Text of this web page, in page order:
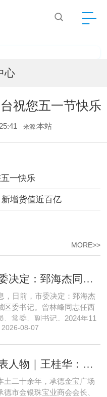
心
祝您五一节快乐
来源:本站
一快乐
增货值近百亿
MORE>>
，日前，市委决定：郅海杰
区委书记。曾林峰同志任西
、常委、副书记。2024年11
任北京市西城区委副书记，
至此番履新。郅海杰，男，
中共党员。曾任北京
2026-08-07
土二十余年，承德金宝广场
德市金银珠宝业商会会长、